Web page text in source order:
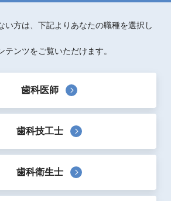
い方は、下記よりあなたの職種を選択し
テンツをご覧いただけます。
歯科医師
歯科技工士
歯科衛生士